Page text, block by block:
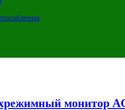
монитор